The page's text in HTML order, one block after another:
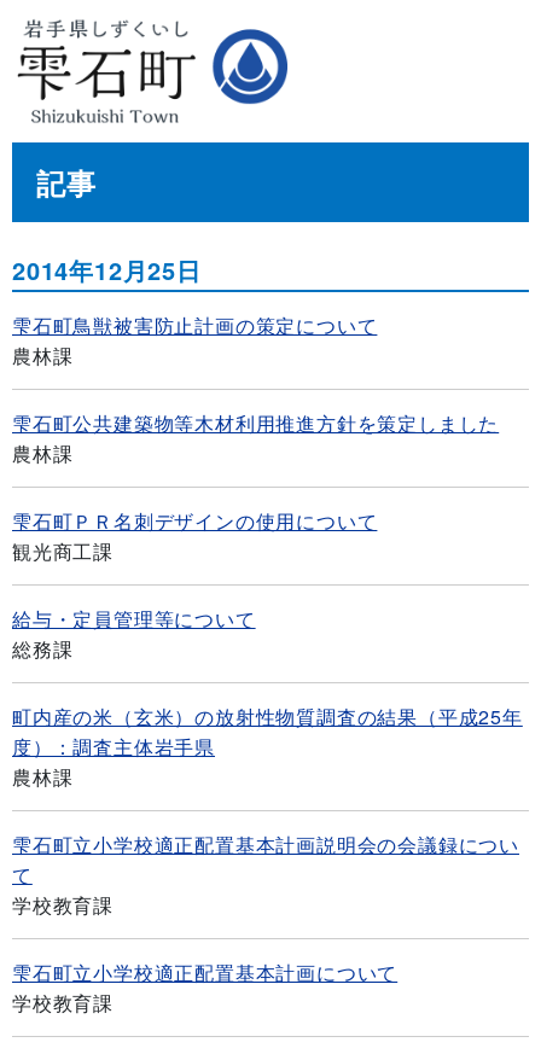
記事
2014年12月25日
雫石町鳥獣被害防止計画の策定について
農林課
雫石町公共建築物等木材利用推進方針を策定しました
農林課
雫石町ＰＲ名刺デザインの使用について
観光商工課
給与・定員管理等について
総務課
町内産の米（玄米）の放射性物質調査の結果（平成25年
度）：調査主体岩手県
農林課
雫石町立小学校適正配置基本計画説明会の会議録につい
て
学校教育課
雫石町立小学校適正配置基本計画について
学校教育課